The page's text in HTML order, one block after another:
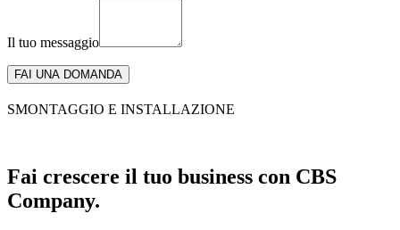
Il tuo messaggio
SMONTAGGIO E INSTALLAZIONE
Fai crescere il tuo business con CBS
Company.